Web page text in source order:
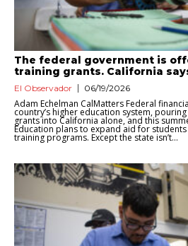
The federal government is
training grants. California
El Observador 06/19/2026
Adam Echelman CalMatters Federal
country’s higher education system,
grants into California alone, and this
Education plans to expand aid for
training programs. Except the state isn’t...